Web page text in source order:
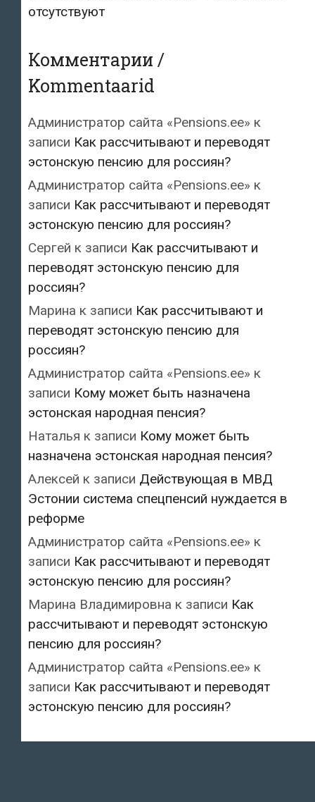
отсутствуют
Комментарии /
Kommentaarid
Администратор сайта «Pensions.ee» к
записи Как рассчитывают и переводят
эстонскую пенсию для россиян?
Администратор сайта «Pensions.ee» к
записи Как рассчитывают и переводят
эстонскую пенсию для россиян?
Сергей к записи Как рассчитывают и
переводят эстонскую пенсию для
россиян?
Марина к записи Как рассчитывают и
переводят эстонскую пенсию для
россиян?
Администратор сайта «Pensions.ee» к
записи Кому может быть назначена
эстонская народная пенсия?
Наталья к записи Кому может быть
назначена эстонская народная пенсия?
Алексей к записи Действующая в МВД
Эстонии система спецпенсий нуждается в
реформе
Администратор сайта «Pensions.ee» к
записи Как рассчитывают и переводят
эстонскую пенсию для россиян?
Марина Владимировна к записи Как
рассчитывают и переводят эстонскую
пенсию для россиян?
Администратор сайта «Pensions.ee» к
записи Как рассчитывают и переводят
эстонскую пенсию для россиян?